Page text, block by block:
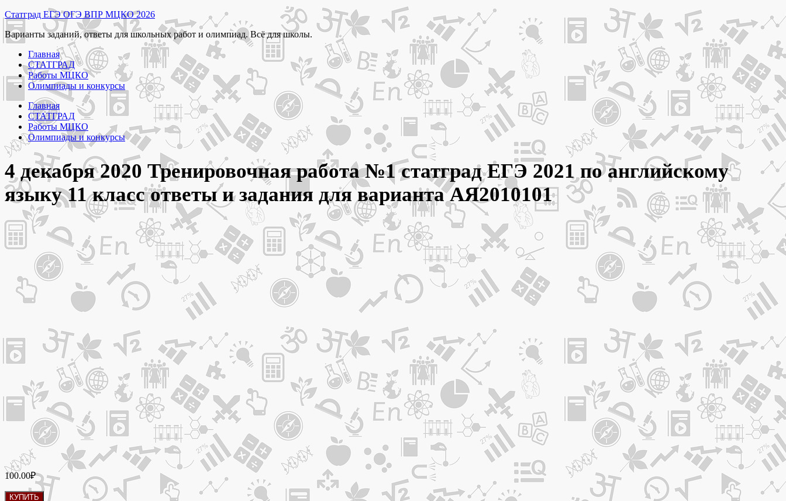
Перейти
к
содержимому
Статград ЕГЭ ОГЭ ВПР МЦКО 2026
Варианты заданий, ответы для школьных работ и олимпиад. Всё для школы.
Главная
СТАТГРАД
Работы МЦКО
Олимпиады и конкурсы
Главная
СТАТГРАД
Работы МЦКО
Олимпиады и конкурсы
4 декабря 2020 Тренировочная работа №1 статград ЕГЭ 2021 по английскому
языку 11 класс ответы и задания для варианта АЯ2010101
100.00₽
Количество
КУПИТЬ